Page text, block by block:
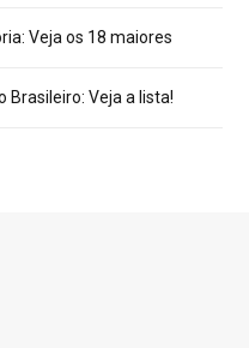
Veja os 18 maiores
Brasileiro: Veja a lista!